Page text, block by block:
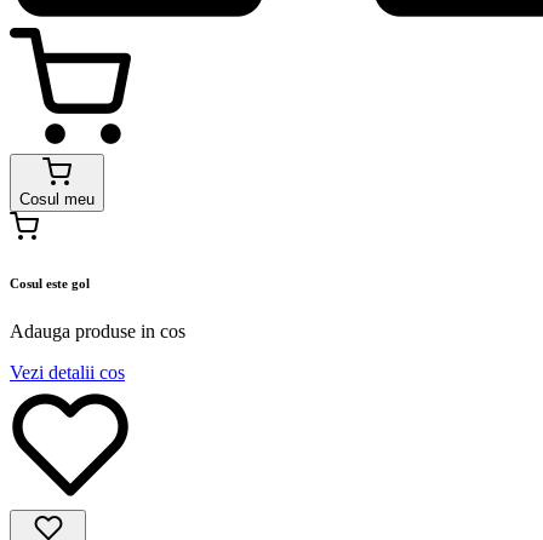
Cosul meu
Cosul este gol
Adauga produse in cos
Vezi detalii cos